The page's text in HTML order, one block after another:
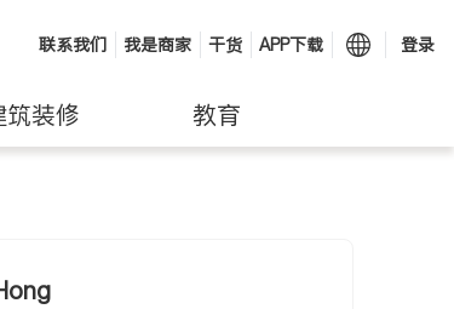
联系我们 我是商家 干货 APP下载 登录
筑装修 教育